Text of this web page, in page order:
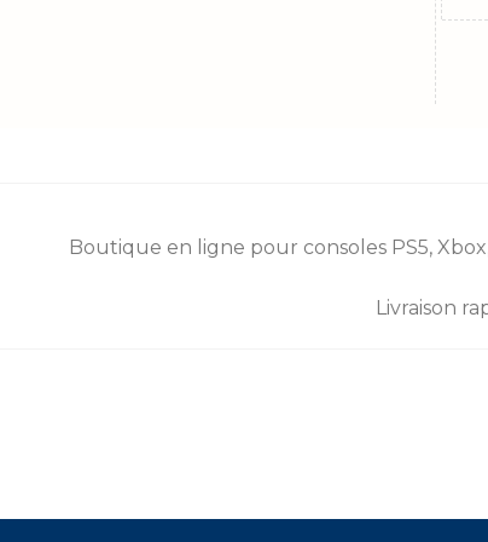
Boutique en ligne pour consoles PS5, Xbox
Livraison